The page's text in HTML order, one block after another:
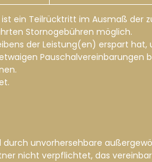
ein Teilrücktritt im Ausmaß der
Stornogebühren möglich.
der Leistung(en) erspart hat,
Pauschalvereinbarungen
unvorhersehbare
nicht verpflichtet, das